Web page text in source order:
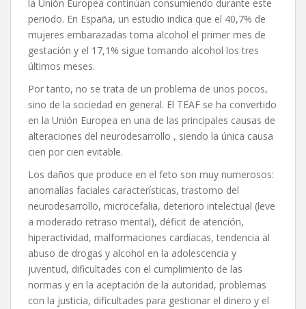
la Unión Europea continúan consumiendo durante este
periodo. En España, un estudio indica que el 40,7% de
mujeres embarazadas toma alcohol el primer mes de
gestación y el 17,1% sigue tomando alcohol los tres
últimos meses.
Por tanto, no se trata de un problema de unos pocos,
sino de la sociedad en general. El TEAF se ha convertido
en la Unión Europea en una de las principales causas de
alteraciones del neurodesarrollo , siendo la única causa
cien por cien evitable.
Los daños que produce en el feto son muy numerosos:
anomalías faciales características, trastorno del
neurodesarrollo, microcefalia, deterioro intelectual (leve
a moderado retraso mental), déficit de atención,
hiperactividad, malformaciones cardíacas, tendencia al
abuso de drogas y alcohol en la adolescencia y
juventud, dificultades con el cumplimiento de las
normas y en la aceptación de la autoridad, problemas
con la justicia, dificultades para gestionar el dinero y el